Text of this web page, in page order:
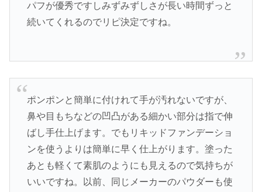
パフが優秀ですしみずみずしさが長い時間ずっと
続いてくれるのでリピ決定ですね。
ポンポンと簡単に付けれて手が汚れないですが、
鼻や目もちなどの凹凸がある細かい部分は指で伸
ばし手仕上げます。でもリキッドファンデーショ
ンを使うよりは簡単に早く仕上がります。塗った
あとも軽くて素肌のようにも見えるので気持ちが
いいですね。以前、同じメーカーのパウダーも使